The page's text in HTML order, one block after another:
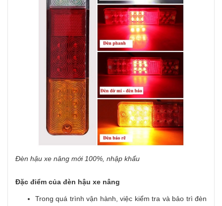
Đèn hậu xe nâng mới 100%, nhập khẩu
Đặc điểm của đèn hậu xe nâng
Trong quá trình vận hành, việc kiểm tra và bảo trì đèn